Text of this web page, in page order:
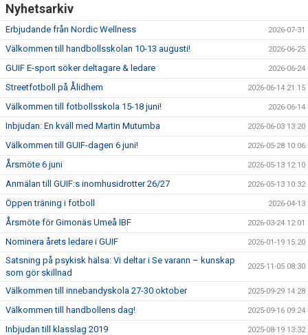
Nyhetsarkiv
Erbjudande från Nordic Wellness 2026-07-31
Välkommen till handbollsskolan 10-13 augusti! 2026-06-25
GUIF E-sport söker deltagare & ledare 2026-06-24
Streetfotboll på Ålidhem 2026-06-14 21:15
Välkommen till fotbollsskola 15-18 juni! 2026-06-14
Inbjudan: En kväll med Martin Mutumba 2026-06-03 13:20
Välkommen till GUIF-dagen 6 juni! 2026-05-28 10:06
Årsmöte 6 juni 2026-05-13 12:10
Anmälan till GUIF:s inomhusidrotter 26/27 2026-05-13 10:32
Öppen träning i fotboll 2026-04-13
Årsmöte för Gimonäs Umeå IBF 2026-03-24 12:01
Nominera årets ledare i GUIF 2026-01-19 15:20
Satsning på psykisk hälsa: Vi deltar i Se varann – kunskap
som gör skillnad
2025-11-05 08:30
Välkommen till innebandyskola 27-30 oktober 2025-09-29 14:28
Välkommen till handbollens dag! 2025-09-16 09:24
Inbjudan till klasslag 2019 2025-08-19 13:32